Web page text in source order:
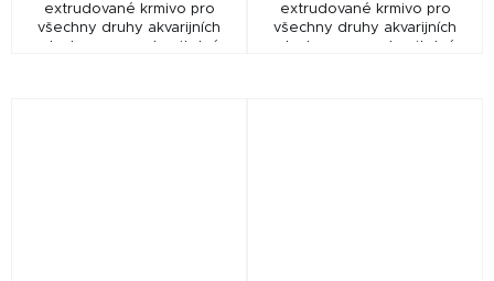
extrudované krmivo pro
všechny druhy akvarijních
ryb. Je vysoce stravitelné,
extrudované krmivo pro
všechny druhy akvarijních
ryb. Je vysoce stravitelné,